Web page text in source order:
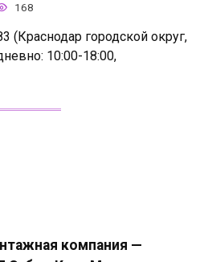
168
(Краснодар городской округ,
10:00-18:00,
компания —